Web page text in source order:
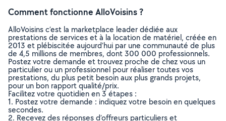
Comment fonctionne AlloVoisins ?
AlloVoisins c’est la marketplace leader dédiée aux
prestations de services et à la location de matériel, créée en
2013 et plébiscitée aujourd’hui par une communauté de plus
de 4,5 millions de membres, dont 300 000 professionnels.
Postez votre demande et trouvez proche de chez vous un
particulier ou un professionnel pour réaliser toutes vos
prestations, du plus petit besoin aux plus grands projets,
pour un bon rapport qualité/prix.
Facilitez votre quotidien en 3 étapes :
1. Postez votre demande : indiquez votre besoin en quelques
secondes.
2. Recevez des réponses d’offreurs particuliers et